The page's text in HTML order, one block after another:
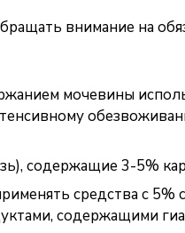
внимание на
мочевины
содержащие 3-5%
средства с
содержащими